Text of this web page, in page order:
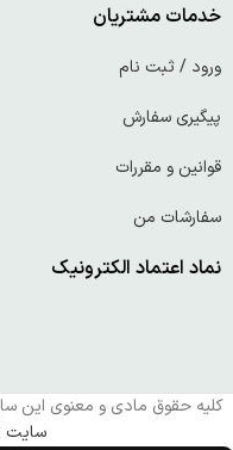
خدمات مشتریان
ورود / ثبت نام
پیگیری سفارش
قوانین و مقررات
سفارشات من
نماد اعتماد الکترونیک
کلیه حقوق مادی و معنوی این
سایت